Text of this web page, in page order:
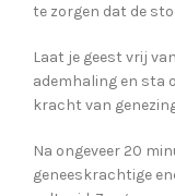
te zorgen dat de
Laat je geest vrij
ademhaling en sta
kracht van
Na ongeveer 20
geneeskrachtige